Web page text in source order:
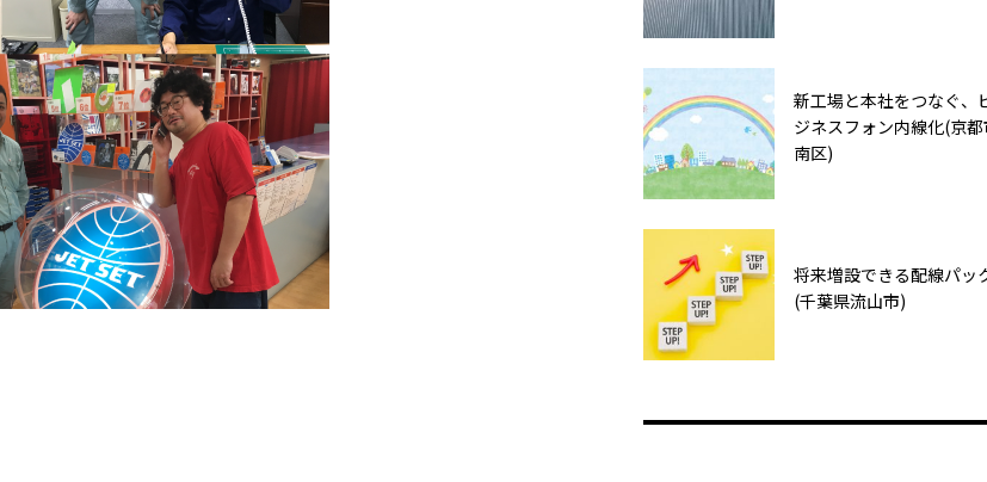
新工場と本社をつなぐ、
ジネスフォン内線化(京
南区)
将来増設できる配線パッ
(千葉県流山市)